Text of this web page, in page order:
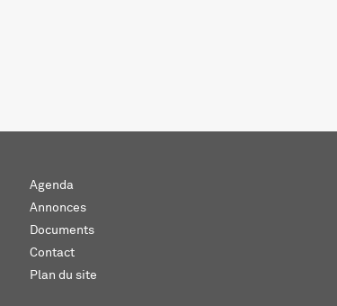
Agenda
Annonces
Documents
Contact
Plan du site